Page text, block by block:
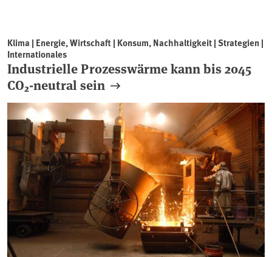
Klima | Energie, Wirtschaft | Konsum, Nachhaltigkeit | Strategien |
Internationales
Industrielle Prozesswärme kann bis 2045
CO₂-neutral sein